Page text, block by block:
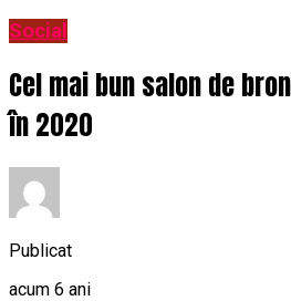
Social
Cel mai bun salon de
în 2020
Publicat
acum 6 ani